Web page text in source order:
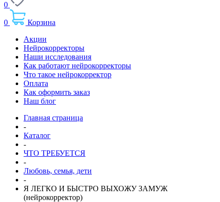
0
0
Корзина
Акции
Нейрокорректоры
Наши исследования
Как работают нейрокорректоры
Что такое нейрокорректор
Оплата
Как оформить заказ
Наш блог
Главная страница
-
Каталог
-
ЧТО ТРЕБУЕТСЯ
-
Любовь, семья, дети
-
Я ЛЕГКО И БЫСТРО ВЫХОЖУ ЗАМУЖ
(нейрокорректор)